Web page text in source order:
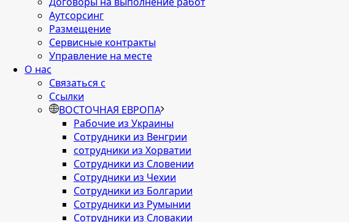
Аутсорсинг
Размещение
Сервисные контракты
Управление на месте
О нас
Связаться с
Ссылки
ВОСТОЧНАЯ ЕВРОПА
Рабочие из Украины
Сотрудники из Венгрии
сотрудники из Хорватии
Сотрудники из Словении
Сотрудники из Чехии
Сотрудники из Болгарии
Сотрудники из Румынии
Сотрудники из Словакии